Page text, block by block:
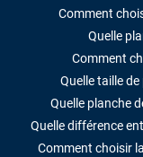
Comment
Quelle
Comment
Quelle taille
Quelle planche
Quelle différence
Comment choisir